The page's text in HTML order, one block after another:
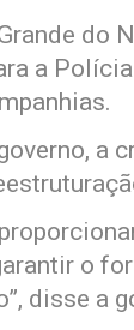
do
a
a
o
disse a